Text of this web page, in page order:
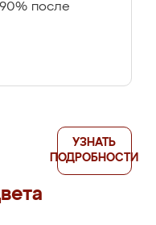
после
УЗНАТЬ
ПОДРОБНОСТИ